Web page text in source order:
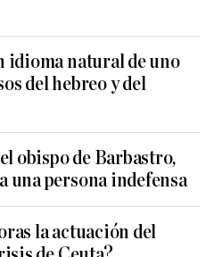
idioma natural de uno
del hebreo y del
obispo de Barbastro,
una persona indefensa
la actuación del